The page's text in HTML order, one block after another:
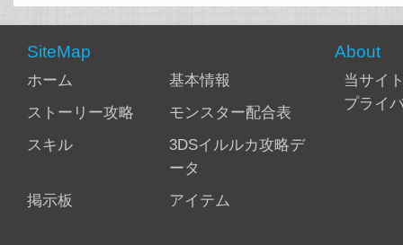
SiteMap
ホーム
基本情報
ストーリー攻略
モンスター配合表
スキル
3DSイルルカ攻略デ
ータ
掲示板
アイテム
About
当サイ
プライ